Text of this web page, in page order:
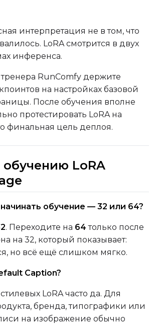
интерпретация не в том, что
LoRA смотрится в двух
инференса.
RunComfy держите
на настройках базовой
После обучения вполне
протестировать LoRA на
финальная цель деплоя.
обучению LoRA
обучение — 32 или 64?
. Переходите на 64 только после
на 32, который показывает:
но всё ещё слишком мягко.
Caption?
LoRA часто да. Для
бренда, типографики или
на изображение обычно